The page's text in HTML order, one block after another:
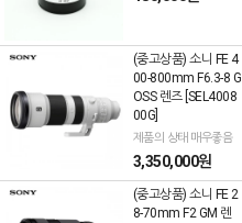
(중고상품) 소니 FE 4
00-800mm F6.3-8 G
OSS 렌즈 [SEL4008
00G]
제품의 상태 매우좋음
3,350,000원
(중고상품) 소니 FE 2
8-70mm F2 GM 렌